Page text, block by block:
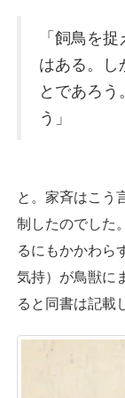
「飼鳥を
はある。し
とであろう
う」
と。家斉はこう
制したのでした
るにもかかわら
気持）が鳥獣に
ると同書は記載